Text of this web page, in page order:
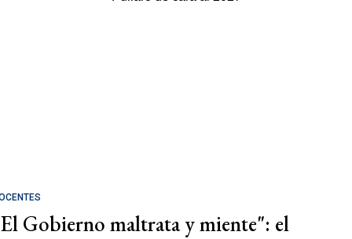
Gobierno maltrata y miente": el